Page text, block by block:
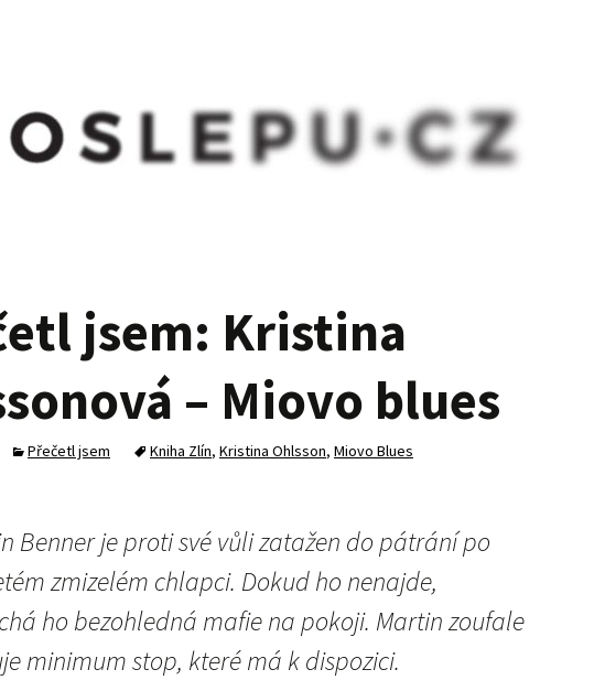
jsem: Kristina
– Miovo blues
Přečetl jsem Kniha Zlín, Kristina Ohlsson, Miovo Blues
Benner je proti své vůli zatažen do pátrání po
zmizelém chlapci. Dokud ho nenajde,
ho bezohledná mafie na pokoji. Martin zoufale
minimum stop, které má k dispozici.